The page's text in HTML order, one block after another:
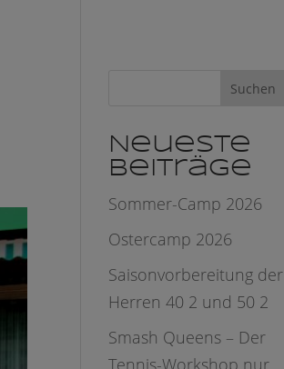
Suchen
Neueste
Beiträge
Sommer-Camp 2026
Ostercamp 2026
Saisonvorbereitung der
Herren 40 2 und 50 2
Smash Queens – Der
Tennis-Workshop nur